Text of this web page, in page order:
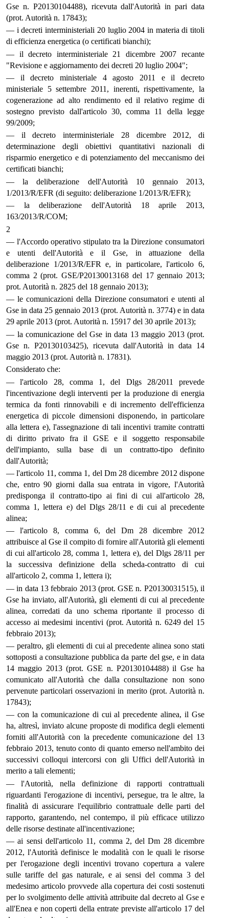
Gse n. P20130104488), ricevuta dall'Autorità in pari data
(prot. Autorità n. 17843);
— i decreti interministeriali 20 luglio 2004 in materia di titoli
di efficienza energetica (o certificati bianchi);
— il decreto interministeriale 21 dicembre 2007 recante
"Revisione e aggiornamento dei decreti 20 luglio 2004";
— il decreto ministeriale 4 agosto 2011 e il decreto
ministeriale 5 settembre 2011, inerenti, rispettivamente, la
cogenerazione ad alto rendimento ed il relativo regime di
sostegno previsto dall'articolo 30, comma 11 della legge
99/2009;
— il decreto interministeriale 28 dicembre 2012, di
determinazione degli obiettivi quantitativi nazionali di
risparmio energetico e di potenziamento del meccanismo dei
certificati bianchi;
— la deliberazione dell'Autorità 10 gennaio 2013,
1/2013/R/EFR (di seguito: deliberazione 1/2013/R/EFR);
— la deliberazione dell'Autorità 18 aprile 2013,
163/2013/R/COM;
2
— l'Accordo operativo stipulato tra la Direzione consumatori
e utenti dell'Autorità e il Gse, in attuazione della
deliberazione 1/2013/R/EFR e, in particolare, l'articolo 6,
comma 2 (prot. GSE/P20130013168 del 17 gennaio 2013;
prot. Autorità n. 2825 del 18 gennaio 2013);
— le comunicazioni della Direzione consumatori e utenti al
Gse in data 25 gennaio 2013 (prot. Autorità n. 3774) e in data
29 aprile 2013 (prot. Autorità n. 15917 del 30 aprile 2013);
— la comunicazione del Gse in data 13 maggio 2013 (prot.
Gse n. P20130103425), ricevuta dall'Autorità in data 14
maggio 2013 (prot. Autorità n. 17831).
Considerato che:
— l'articolo 28, comma 1, del Dlgs 28/2011 prevede
l'incentivazione degli interventi per la produzione di energia
termica da fonti rinnovabili e di incremento dell'efficienza
energetica di piccole dimensioni disponendo, in particolare
alla lettera e), l'assegnazione di tali incentivi tramite contratti
di diritto privato fra il GSE e il soggetto responsabile
dell'impianto, sulla base di un contratto-tipo definito
dall'Autorità;
— l'articolo 11, comma 1, del Dm 28 dicembre 2012 dispone
che, entro 90 giorni dalla sua entrata in vigore, l'Autorità
predisponga il contratto-tipo ai fini di cui all'articolo 28,
comma 1, lettera e) del Dlgs 28/11 e di cui al precedente
alinea;
— l'articolo 8, comma 6, del Dm 28 dicembre 2012
attribuisce al Gse il compito di fornire all'Autorità gli elementi
di cui all'articolo 28, comma 1, lettera e), del Dlgs 28/11 per
la successiva definizione della scheda-contratto di cui
all'articolo 2, comma 1, lettera i);
— in data 13 febbraio 2013 (prot. GSE n. P20130031515), il
Gse ha inviato, all'Autorità, gli elementi di cui al precedente
alinea, corredati da uno schema riportante il processo di
accesso ai medesimi incentivi (prot. Autorità n. 6249 del 15
febbraio 2013);
— peraltro, gli elementi di cui al precedente alinea sono stati
sottoposti a consultazione pubblica da parte del gse, e in data
14 maggio 2013 (prot. GSE n. P20130104488) il Gse ha
comunicato all'Autorità che dalla consultazione non sono
pervenute particolari osservazioni in merito (prot. Autorità n.
17843);
— con la comunicazione di cui al precedente alinea, il Gse
ha, altresì, inviato alcune proposte di modifica degli elementi
forniti all'Autorità con la precedente comunicazione del 13
febbraio 2013, tenuto conto di quanto emerso nell'ambito dei
successivi colloqui intercorsi con gli Uffici dell'Autorità in
merito a tali elementi;
— l'Autorità, nella definizione di rapporti contrattuali
riguardanti l'erogazione di incentivi, persegue, tra le altre, la
finalità di assicurare l'equilibrio contrattuale delle parti del
rapporto, garantendo, nel contempo, il più efficace utilizzo
delle risorse destinate all'incentivazione;
— ai sensi dell'articolo 11, comma 2, del Dm 28 dicembre
2012, l'Autorità definisce le modalità con le quali le risorse
per l'erogazione degli incentivi trovano copertura a valere
sulle tariffe del gas naturale, e ai sensi del comma 3 del
medesimo articolo provvede alla copertura dei costi sostenuti
per lo svolgimento delle attività attribuite dal decreto al Gse e
all'Enea e non coperti della entrate previste all'articolo 17 del